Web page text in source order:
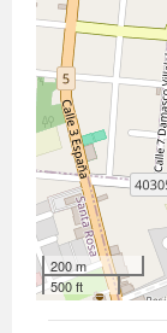
200 m
500 ft